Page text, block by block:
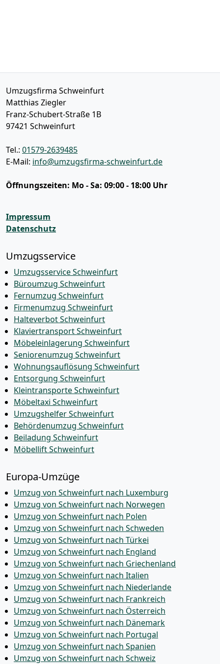
Umzugsfirma Schweinfurt
Matthias Ziegler
Franz-Schubert-Straße 1B
97421 Schweinfurt
Tel.: 01579-2639485
E-Mail: info@umzugsfirma-schweinfurt.de
Öffnungszeiten: Mo - Sa: 09:00 - 18:00 Uhr
Impressum
Datenschutz
Umzugsservice
Umzugsservice Schweinfurt
Büroumzug Schweinfurt
Fernumzug Schweinfurt
Firmenumzug Schweinfurt
Halteverbot Schweinfurt
Klaviertransport Schweinfurt
Möbeleinlagerung Schweinfurt
Seniorenumzug Schweinfurt
Wohnungsauflösung Schweinfurt
Entsorgung Schweinfurt
Kleintransporte Schweinfurt
Möbeltaxi Schweinfurt
Umzugshelfer Schweinfurt
Behördenumzug Schweinfurt
Beiladung Schweinfurt
Möbellift Schweinfurt
Europa-Umzüge
Umzug von Schweinfurt nach Luxemburg
Umzug von Schweinfurt nach Norwegen
Umzug von Schweinfurt nach Polen
Umzug von Schweinfurt nach Schweden
Umzug von Schweinfurt nach Türkei
Umzug von Schweinfurt nach England
Umzug von Schweinfurt nach Griechenland
Umzug von Schweinfurt nach Italien
Umzug von Schweinfurt nach Niederlande
Umzug von Schweinfurt nach Frankreich
Umzug von Schweinfurt nach Österreich
Umzug von Schweinfurt nach Dänemark
Umzug von Schweinfurt nach Portugal
Umzug von Schweinfurt nach Spanien
Umzug von Schweinfurt nach Schweiz